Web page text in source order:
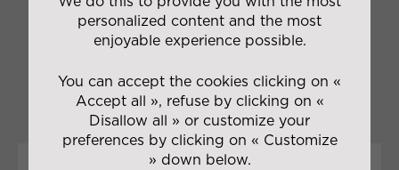
Expédition in-situ
(bord) / ex-situ /
national et
international (SAV)
personalized content and the most
enjoyable experience possible.
You can accept the cookies clicking on «
Accept all », refuse by clicking on «
Disallow all » or customize your
preferences by clicking on « Customize
» down below.